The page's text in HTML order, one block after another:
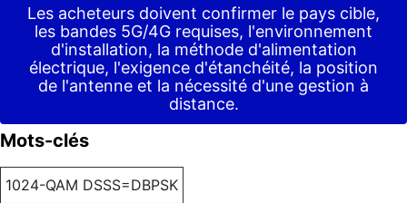
Les acheteurs doivent confirmer le pays cible,
les bandes 5G/4G requises, l'environnement
d'installation, la méthode d'alimentation
électrique, l'exigence d'étanchéité, la position
de l'antenne et la nécessité d'une gestion à
distance.
Mots-clés
1024-QAM DSSS=DBPSK